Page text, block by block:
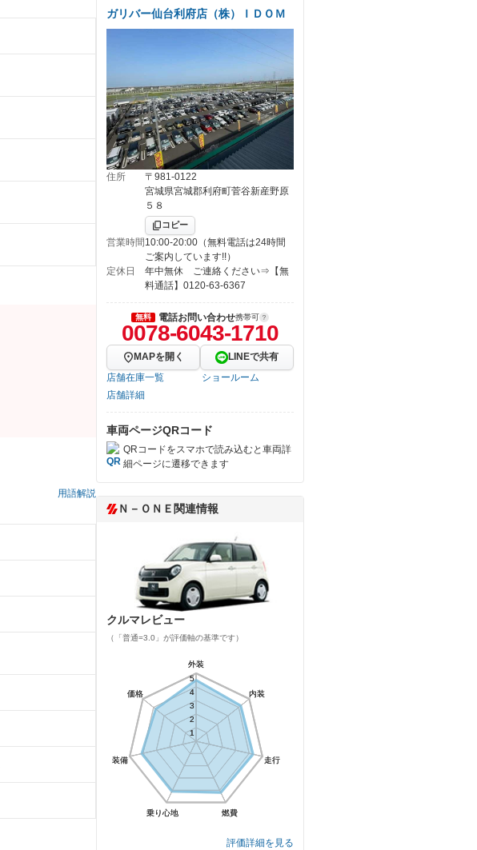
用語解説
ガリバー仙台利府店（株）ＩＤＯＭ
住所
〒981-0122
宮城県宮城郡利府町菅谷新産野原
５８
コピー
営業時間10:00-20:00（無料電話は24時間
ご案内しています!!）
定休日
年中無休 ご連絡ください⇒【無
料通話】0120-63-6367
無料 電話お問い合わせ携帯可
0078-6043-1710
MAPを開く
LINEで共有
店舗在庫一覧
ショールーム
店舗詳細
車両ページQRコード
QRコードをスマホで読み込むと車両詳
細ページに遷移できます
Ｎ－ＯＮＥ関連情報
クルマレビュー
（「普通=3.0」が評価軸の基準です）
外装
内装
走行
燃費
乗り心地
装備
価格
1
2
3
4
5
外装
内装
走行
燃費
乗り心地
装備
価格
1
2
3
4
5
評価詳細を見る